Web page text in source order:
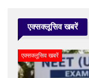
एक्सक्लूसिव खबरें
एक्सक्लूसिव खबरें